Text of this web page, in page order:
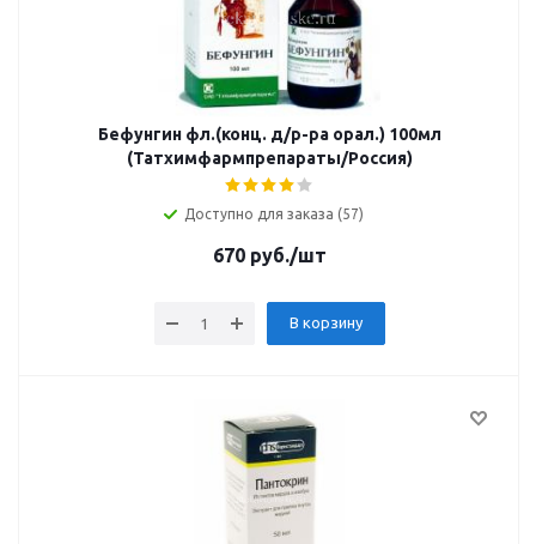
Бефунгин фл.(конц. д/р-ра орал.) 100мл
(Татхимфармпрепараты/Россия)
Доступно для заказа (57)
670руб./шт
В корзину